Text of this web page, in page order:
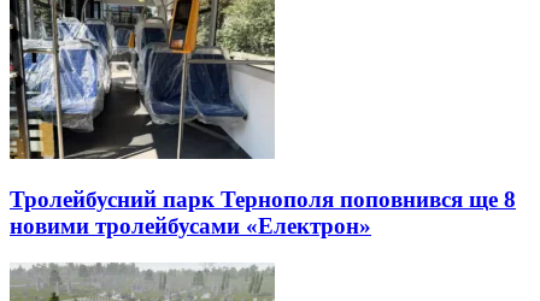
Тролейбусний парк Тернополя поповнився ще 8
новими тролейбусами «Електрон»